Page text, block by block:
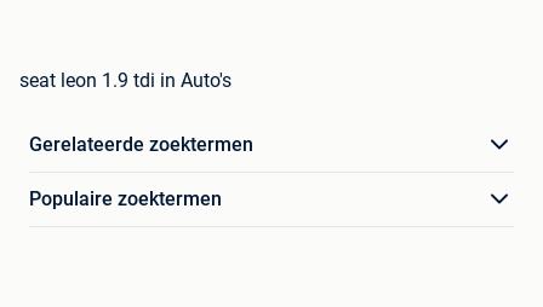
seat leon 1.9 tdi in Auto's
Gerelateerde zoektermen
Populaire zoektermen